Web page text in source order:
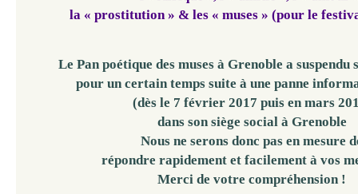
la « prostitution » & les « muses » (pour le
Le Pan poétique des muses à Grenoble a suspendu
pour un certain temps suite à une panne
(dès le 7 février 2017 puis en mars
dans son siège social à Grenoble
Nous ne serons donc pas en mesure
répondre rapidement et facilement à vos
Merci de votre compréhension !